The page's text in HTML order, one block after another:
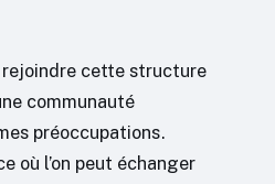
cette structure
communauté
préoccupations.
où l’on peut échanger